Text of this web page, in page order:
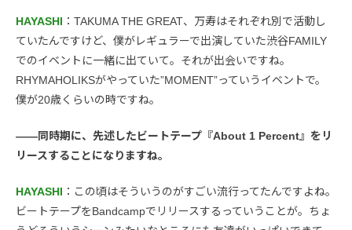
HAYASHI ：TAKUMA THE GREAT、万寿はそれぞれ別で活動し
ていたんですけど、僕がレギュラーで出演していた渋谷FAMILY
でのイベントに一緒に出ていて。それが出会いですね。
RHYMAHOLIKSがやっていた”MOMENT”っていうイベントで。
僕が20歳くらいの時ですね。
――同時期に、先述したビートテープ『About 1 Percent』をリ
リースすることになりますね。
HAYASHI ：この頃はそういうのがすごい流行ってたんですよね。
ビートテープをBandcampでリリースするっていうことが。ちょ